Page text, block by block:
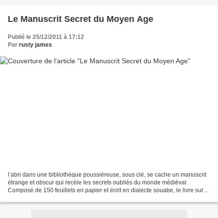
Le Manuscrit Secret du Moyen Age
Publié le 25/12/2011 à 17:12
Par rusty james
l’abri dans une bibliothèque poussiéreuse, sous clé, se cache un manuscrit
étrange et obscur qui recèle les secrets oubliés du monde médiéval.
Composé de 150 feuillets en papier et écrit en dialecte souabe, le livre sur le